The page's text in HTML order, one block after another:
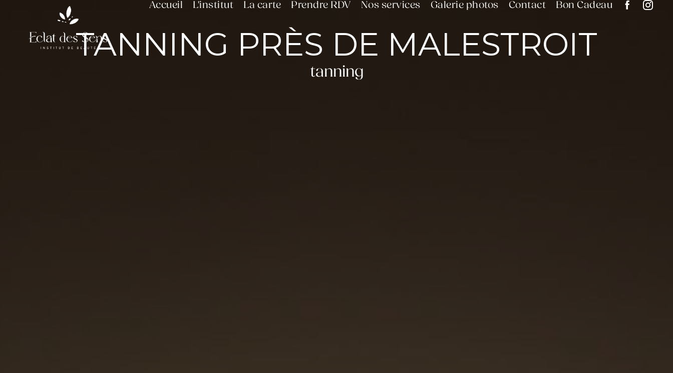
Accueil L'institut La carte Prendre RDV Nos services Galerie photos Contact Bon Cadeau
TANNING PRÈS DE MALESTROIT
tanning
Panneau de gestion des cookies